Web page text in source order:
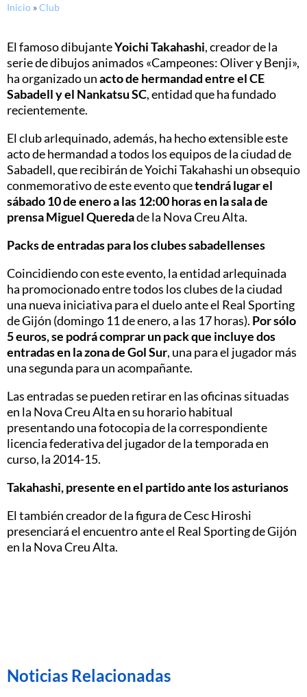
Inicio »Club
El famoso dibujanteYoichi Takahashi, creador de la
serie de dibujos animados «Campeones: Oliver y Benji»,
ha organizado unacto de hermandad entre el CE
Sabadell y el Nankatsu SC, entidad que ha fundado
recientemente.
El club arlequinado, además, ha hecho extensible este
acto de hermandad a todos los equipos de la ciudad de
Sabadell, que recibirán de Yoichi Takahashi un obsequio
conmemorativo de este evento quetendrá lugar el
sábado 10 de enero a las 12:00 horas en la sala de
prensa Miguel Queredade la Nova Creu Alta.
Packs de entradas para los clubes sabadellenses
Coincidiendo con este evento, la entidad arlequinada
ha promocionado entre todos los clubes de la ciudad
una nueva iniciativa para el duelo ante el Real Sporting
de Gijón (domingo 11 de enero, a las 17 horas). Por sólo
5 euros, se podrá comprar un pack que incluye dos
entradas en la zona de Gol Sur, una para el jugador más
una segunda para un acompañante.
Las entradas se pueden retirar en las oficinas situadas
en la Nova Creu Alta en su horario habitual
presentando una fotocopia de la correspondiente
licencia federativa del jugador de la temporada en
curso, la 2014-15.
Takahashi, presente en el partido ante los asturianos
El también creador de la figura de Cesc Hiroshi
presenciará el encuentro ante el Real Sporting de Gijón
en la Nova Creu Alta.
Noticias Relacionadas